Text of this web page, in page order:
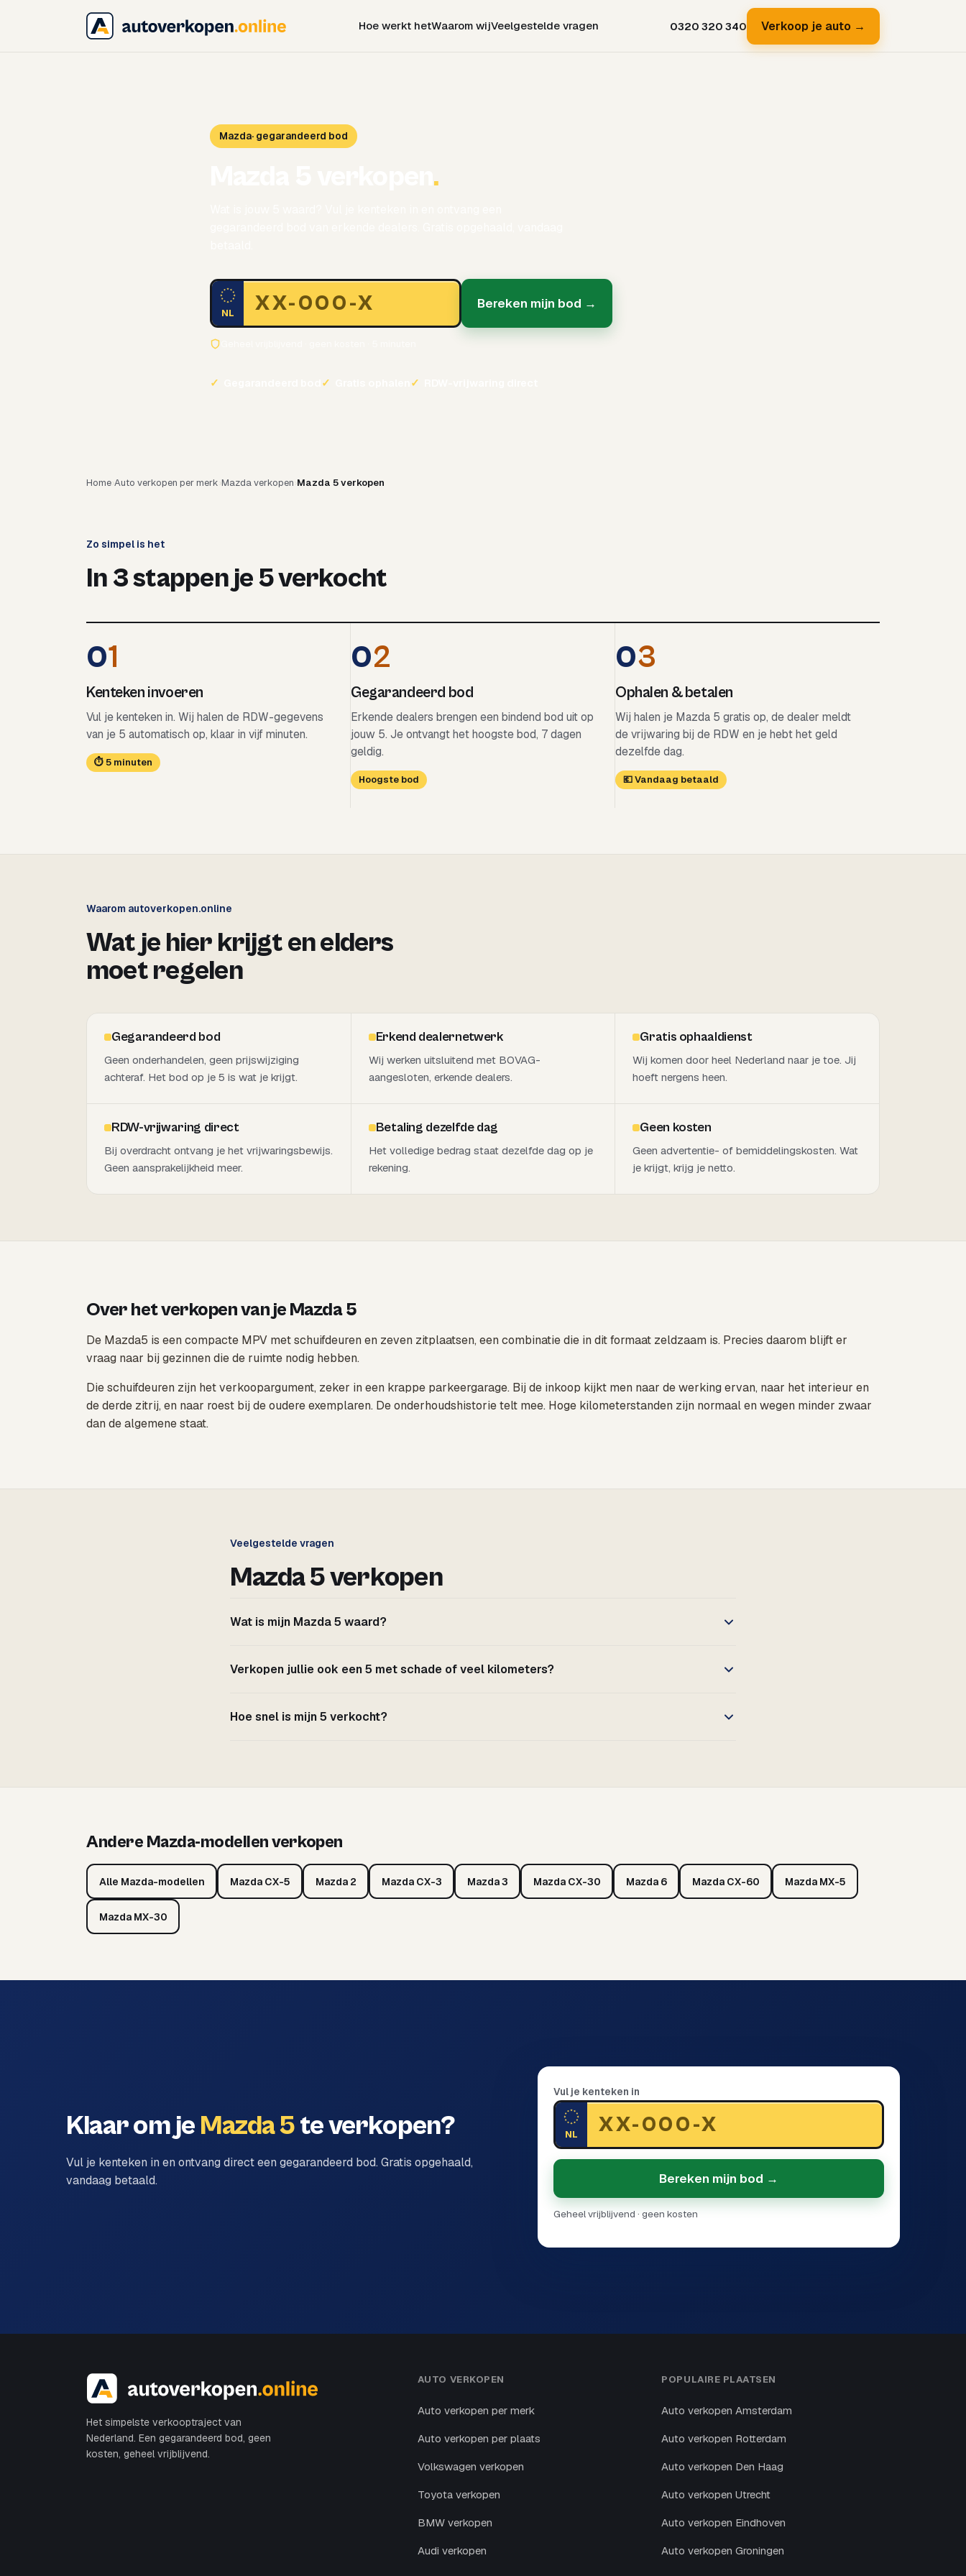
Hoe werkt hetWaarom wijVeelgestelde vragen 0320 320 340 Verkoop je auto →
Mazda· gegarandeerd bod
.
NL
Bereken mijn bod →
✓ ✓ ✓
Home Auto verkopen per merk Mazda verkopen Mazda 5 verkopen
Zo simpel is het
In 3 stappen je 5 verkocht
01
Kenteken invoeren
Vul je kenteken in. Wij halen de RDW-gegevens
van je 5 automatisch op, klaar in vijf minuten.
⏱ 5 minuten
02
Gegarandeerd bod
Erkende dealers brengen een bindend bod uit op
jouw 5. Je ontvangt het hoogste bod, 7 dagen
geldig.
Hoogste bod
03
Ophalen & betalen
Wij halen je Mazda 5 gratis op, de dealer meldt
de vrijwaring bij de RDW en je hebt het geld
dezelfde dag.
💶 Vandaag betaald
Waarom autoverkopen.online
Wat je hier krijgt en elders
moet regelen
Gegarandeerd bod
Geen onderhandelen, geen prijswijziging
achteraf. Het bod op je 5 is wat je krijgt.
Erkend dealernetwerk
Wij werken uitsluitend met BOVAG-
aangesloten, erkende dealers.
Gratis ophaaldienst
Wij komen door heel Nederland naar je toe. Jij
hoeft nergens heen.
RDW-vrijwaring direct
Bij overdracht ontvang je het vrijwaringsbewijs.
Geen aansprakelijkheid meer.
Betaling dezelfde dag
Het volledige bedrag staat dezelfde dag op je
rekening.
Geen kosten
Geen advertentie- of bemiddelingskosten. Wat
je krijgt, krijg je netto.
Over het verkopen van je Mazda 5
De Mazda5 is een compacte MPV met schuifdeuren en zeven zitplaatsen, een combinatie die in dit formaat zeldzaam is. Precies daarom blijft er
vraag naar bij gezinnen die de ruimte nodig hebben.
Die schuifdeuren zijn het verkoopargument, zeker in een krappe parkeergarage. Bij de inkoop kijkt men naar de werking ervan, naar het interieur en
de derde zitrij, en naar roest bij de oudere exemplaren. De onderhoudshistorie telt mee. Hoge kilometerstanden zijn normaal en wegen minder zwaar
dan de algemene staat.
Veelgestelde vragen
Mazda 5 verkopen
Wat is mijn Mazda 5 waard?
Verkopen jullie ook een 5 met schade of veel kilometers?
Hoe snel is mijn 5 verkocht?
Andere Mazda-modellen verkopen
Alle Mazda-modellen Mazda CX-5 Mazda 2 Mazda CX-3 Mazda 3 Mazda CX-30 Mazda 6 Mazda CX-60 Mazda MX-5
Mazda MX-30
Klaar om je Mazda 5te verkopen?
Vul je kenteken in en ontvang direct een gegarandeerd bod. Gratis opgehaald,
vandaag betaald.
Vul je kenteken in
NL
Bereken mijn bod →
Geheel vrijblijvend · geen kosten
Het simpelste verkooptraject van
Nederland. Een gegarandeerd bod, geen
kosten, geheel vrijblijvend.
AUTO VERKOPEN
Auto verkopen per merk
Auto verkopen per plaats
Volkswagen verkopen
Toyota verkopen
BMW verkopen
Audi verkopen
POPULAIRE PLAATSEN
Auto verkopen Amsterdam
Auto verkopen Rotterdam
Auto verkopen Den Haag
Auto verkopen Utrecht
Auto verkopen Eindhoven
Auto verkopen Groningen